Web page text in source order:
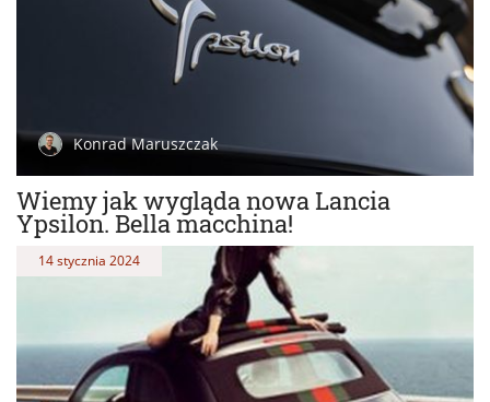
Wiemy jak wygląda nowa Lancia
Ypsilon. Bella macchina!
Konrad Maruszczak
14 stycznia 2024